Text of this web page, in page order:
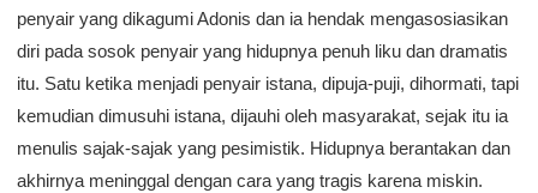
penyair yang dikagumi Adonis dan ia hendak mengasosiasikan
diri pada sosok penyair yang hidupnya penuh liku dan dramatis
itu. Satu ketika menjadi penyair istana, dipuja-puji, dihormati, tapi
kemudian dimusuhi istana, dijauhi oleh masyarakat, sejak itu ia
menulis sajak-sajak yang pesimistik. Hidupnya berantakan dan
akhirnya meninggal dengan cara yang tragis karena miskin.